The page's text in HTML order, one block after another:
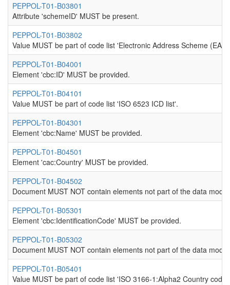
PEPPOL-T01-B03801
Attribute 'schemeID' MUST be present.
PEPPOL-T01-B03802
Value MUST be part of code list 'Electronic Address Scheme
PEPPOL-T01-B04001
Element 'cbc:ID' MUST be provided.
PEPPOL-T01-B04101
Value MUST be part of code list 'ISO 6523 ICD list'.
PEPPOL-T01-B04301
Element 'cbc:Name' MUST be provided.
PEPPOL-T01-B04501
Element 'cac:Country' MUST be provided.
PEPPOL-T01-B04502
Document MUST NOT contain elements not part of the data
PEPPOL-T01-B05301
Element 'cbc:IdentificationCode' MUST be provided.
PEPPOL-T01-B05302
Document MUST NOT contain elements not part of the data
PEPPOL-T01-B05401
Value MUST be part of code list 'ISO 3166-1:Alpha2 Country